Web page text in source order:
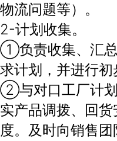
物流问题等）。
2-计划收集。
①负责收集、汇总
求计划，并进行初
②与对口工厂计划
实产品调拨、回
度。及时向销售